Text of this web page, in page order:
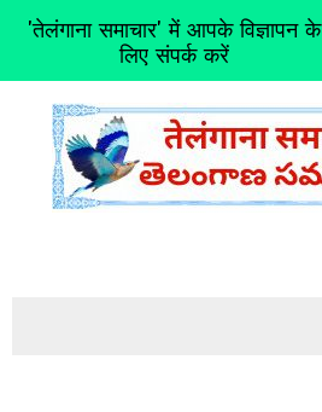
'तेलंगाना समाचार' में आपके विज्ञापन के
लिए संपर्क करें